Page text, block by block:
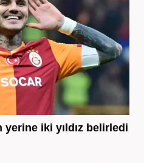
iki yıldız belirledi